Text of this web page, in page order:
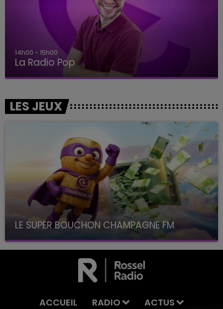
14h00 - 15h00
La Radio Pop
LES JEUX
LE SUPER BOUCHON CHAMPAGNE FM
avec La Famille Champagne FM, à 8H10
ACCUEIL RADIO
ACTUS